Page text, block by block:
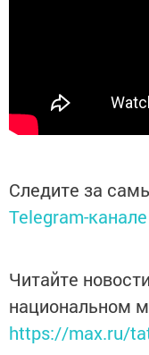
Следите за
Telegram-канале
Читайте
национальном
https://max.ru/